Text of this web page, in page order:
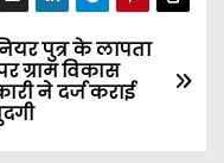
पुत्र के लापता
ग्राम विकास
ने दर्ज कराई